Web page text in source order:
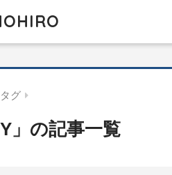
タグ
」の記事一覧